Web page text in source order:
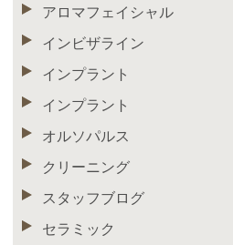
アロマフェイシャル
インビザライン
インプラント
インプラント
オルソパルス
クリーニング
スタッフブログ
セラミック